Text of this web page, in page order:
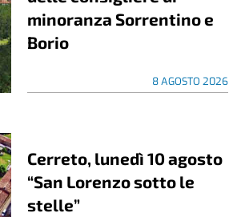
minoranza Sorrentino e
Borio
8 AGOSTO 2026
Cerreto, lunedì 10 agosto
“San Lorenzo sotto le
stelle”